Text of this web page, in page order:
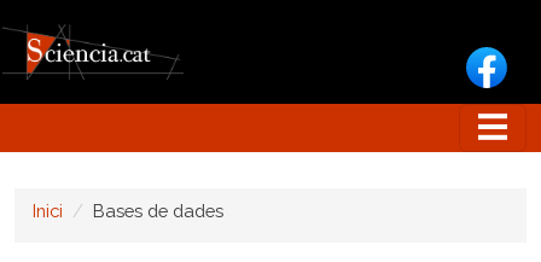
Inici Bases de dades